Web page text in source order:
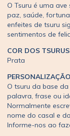
O Tsuru é uma
paz, saúde,
enfeites de tsuru
sentimentos de
COR DOS
Prata
O tsuru da base
palavra, frase ou
Normalmente
nome do casal e
Informe-nos ao